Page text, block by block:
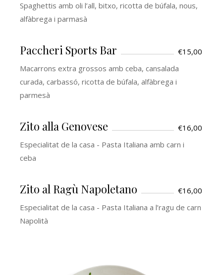
Spaghettis amb oli l’all, bitxo, ricotta de búfala, nous,
alfàbrega i parmasà
Paccheri Sports Bar
€15,00
Macarrons extra grossos amb ceba, cansalada
curada, carbassó, ricotta de búfala, alfàbrega i
parmesà
Zito alla Genovese
€16,00
Especialitat de la casa - Pasta Italiana amb carn i
ceba
Zito al Ragù Napoletano
€16,00
Especialitat de la casa - Pasta Italiana a l’ragu de carn
Napolità